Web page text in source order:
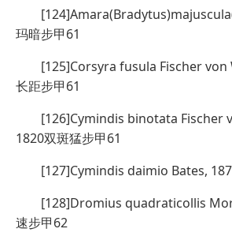
玛暗步甲61
[125]Corsyra fusula Fischer von
长距步甲61
[126]Cymindis binotata Fischer
1820双斑猛步甲61
[127]Cymindis daimio Bates,
[128]Dromius quadraticollis
速步甲62